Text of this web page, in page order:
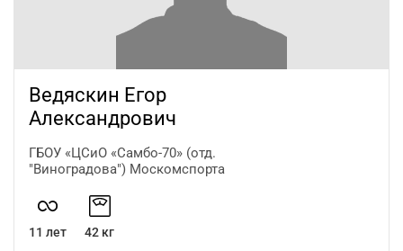
Ведяскин Егор
Александрович
ГБОУ «ЦСиО «Самбо-70» (отд.
"Виноградова") Москомспорта
11 лет 42 кг